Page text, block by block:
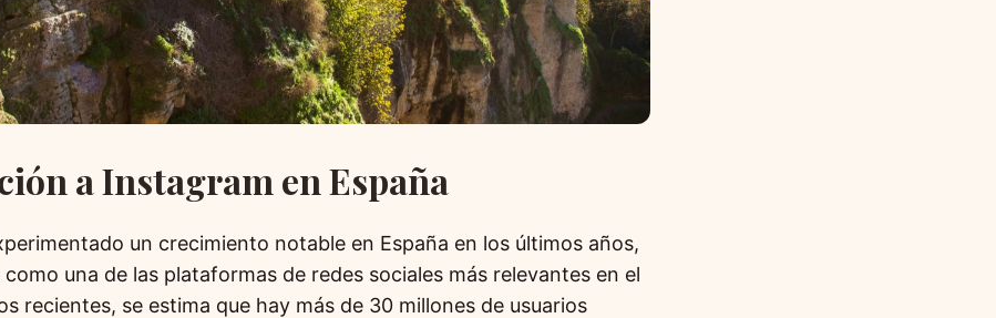
a Instagram en España
un crecimiento notable en España en los últimos años,
una de las plataformas de redes sociales más relevantes en el
recientes, se estima que hay más de 30 millones de usuarios